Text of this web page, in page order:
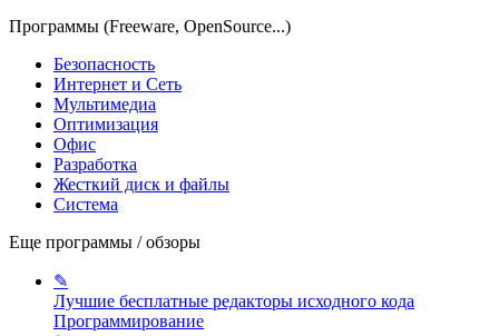
Программы (Freeware, OpenSource...)
Безопасность
Интернет и Сеть
Мультимедиа
Оптимизация
Офис
Разработка
Жесткий диск и файлы
Система
Еще программы / обзоры
✎
Лучшие бесплатные редакторы исходного кода
Программирование